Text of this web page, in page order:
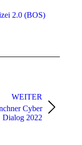
2.0 (BOS)
WEITER
Cyber
Dialog 2022